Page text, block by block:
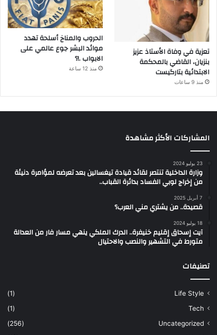
تعزية في وفاة الأستاذ عزيز
بنزيان، القاضي بالمحكمة
الابتدائية بتارگيست
منذ 9 ساعات
الحروب والمناخ أسلحة تهدد
موائد البشر جوع عالمي على
الابواب .!؟
منذ 12 ساعة
المشاركات الأكثر مشاهدة
23 يوليو 2024
وزارة الداخلية تنتصر لقائد قيادة تيغسالين بعد تعرضه لمؤامرة دنيئة
من إخراج لوبي الفساد بدائرة القباب..
7 أبريل 2025
قصيدة.. من يشتري مني العرب؟
18 يوليو 2024
آيت إسحاق إقليم خنيفرة.. الدرك الملكي ينهي مسار فار من العدالة
متورط في التشهير والنصب والاحتيال
تصنيفات
Life Style
(1)
Tech
(1)
Uncategorized
(256)